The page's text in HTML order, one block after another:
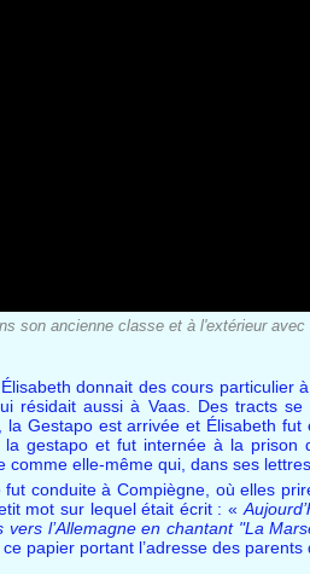
son ancienne classe et à l'extérieur
donnait des cours particulier
résidait aussi à Vaas. Des tracts
Gestapo est arrivée et Élisabeth
gestapo et fut internée à la
comme elle-même qui, dans ses
conduite à Compiègne, où elles
mot sur lequel était écrit : «
l’Allemagne en chantant "La
papier portant l’adresse des parents